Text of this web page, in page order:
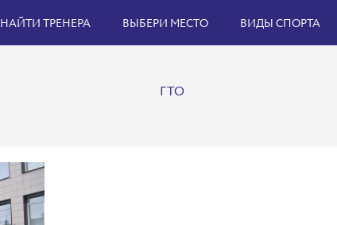
НАЙТИ ТРЕНЕРА ВЫБЕРИ МЕСТО ВИДЫ СПОРТА
ГТО